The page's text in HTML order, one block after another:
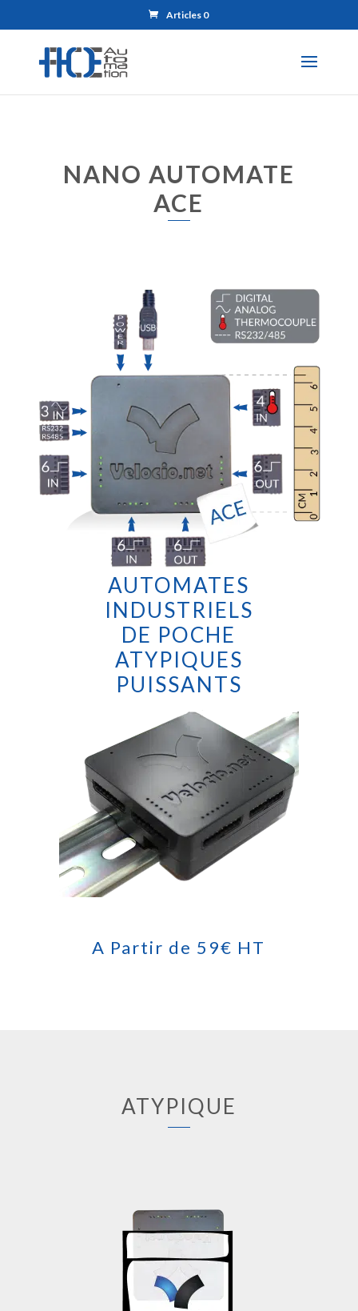
Articles 0
NANO AUTOMATE
ACE
AUTOMATES
INDUSTRIELS
DE POCHE
ATYPIQUES
PUISSANTS
A Partir de 59€ HT
ATYPIQUE